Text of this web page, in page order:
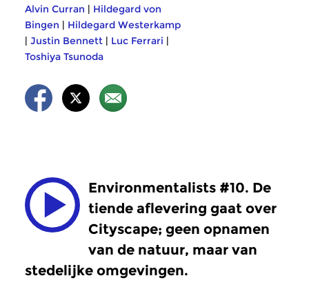
Alvin Curran | Hildegard von
Bingen | Hildegard Westerkamp
| Justin Bennett | Luc Ferrari |
Toshiya Tsunoda
Environmentalists #10. De
tiende aflevering gaat over
Cityscape; geen opnamen
van de natuur, maar van
stedelijke omgevingen.